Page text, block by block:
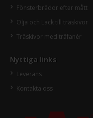
Fönsterbrädor efter mått
Olja och Lack till träskivor
Träskivor med träfanér
Nyttiga links
Leverans
Kontakta oss